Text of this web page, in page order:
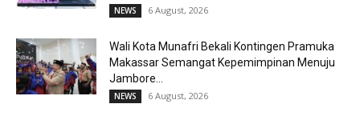
NEWS 6 August, 2026
Wali Kota Munafri Bekali Kontingen Pramuka
Makassar Semangat Kepemimpinan Menuju
Jambore...
NEWS 6 August, 2026